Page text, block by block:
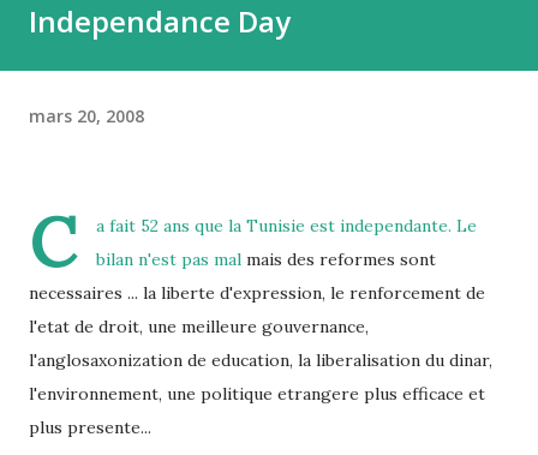
Independance Day
mars 20, 2008
C
a fait 52 ans que la Tunisie est independante. Le
bilan n'est pas mal mais des reformes sont
necessaires ... la liberte d'expression, le renforcement de
l'etat de droit, une meilleure gouvernance,
l'anglosaxonization de education, la liberalisation du dinar,
l'environnement, une politique etrangere plus efficace et
plus presente...